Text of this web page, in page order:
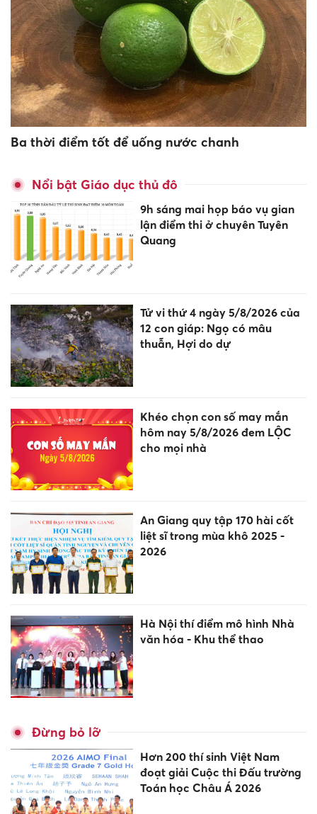
Ba thời điểm tốt để uống nước chanh
Nổi bật Giáo dục thủ đô
9h sáng mai họp báo vụ gian
lận điểm thi ở chuyên Tuyên
Quang
Tử vi thứ 4 ngày 5/8/2026 của
12 con giáp: Ngọ có mâu
thuẫn, Hợi do dự
Khéo chọn con số may mắn
hôm nay 5/8/2026 đem LỘC
cho mọi nhà
An Giang quy tập 170 hài cốt
liệt sĩ trong mùa khô 2025 -
2026
Hà Nội thí điểm mô hình Nhà
văn hóa - Khu thể thao
Đừng bỏ lỡ
Hơn 200 thí sinh Việt Nam
đoạt giải Cuộc thi Đấu trường
Toán học Châu Á 2026